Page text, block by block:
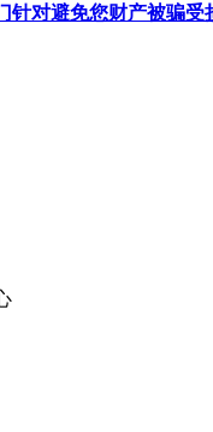
对避免您财产被骗受